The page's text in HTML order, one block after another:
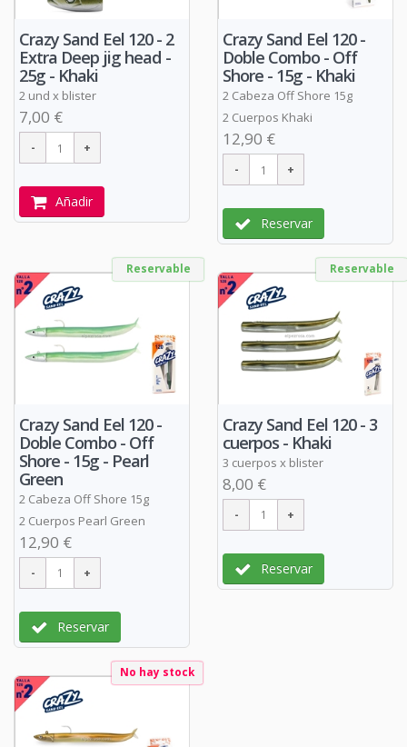
Crazy Sand Eel 120 - 2
Extra Deep jig head -
25g - Khaki
2 und x blister
7,00 €
Añadir
Crazy Sand Eel 120 -
Doble Combo - Off
Shore - 15g - Khaki
2 Cabeza Off Shore 15g
2 Cuerpos Khaki
12,90 €
Reservar
Reservable
Crazy Sand Eel 120 -
Doble Combo - Off
Shore - 15g - Pearl
Green
2 Cabeza Off Shore 15g
2 Cuerpos Pearl Green
12,90 €
Reservar
Reservable
Crazy Sand Eel 120 - 3
cuerpos - Khaki
3 cuerpos x blister
8,00 €
Reservar
No hay stock